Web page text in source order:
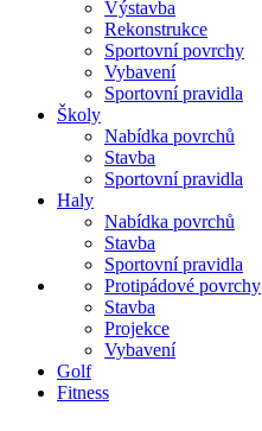
Výstavba
Rekonstrukce
Sportovní povrchy
Vybavení
Sportovní pravidla
Školy
Nabídka povrchů
Stavba
Sportovní pravidla
Haly
Nabídka povrchů
Stavba
Sportovní pravidla
Protipádové povrchy
Stavba
Projekce
Vybavení
Golf
Fitness